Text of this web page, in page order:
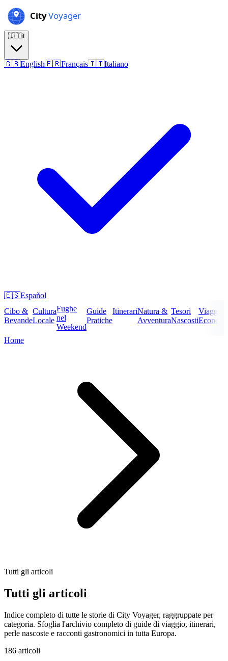
🇮🇹it
🇬🇧English🇫🇷Français🇮🇹Italiano
🇪🇸Español
Cibo &
Bevande
Cultura
Locale
Fughe
nel
Weekend
Guide
Pratiche
ItinerariNatura &
Avventura
Tesori
Nascosti
Viaggi
Home
Tutti gli articoli
Tutti gli articoli
Indice completo di tutte le storie di City Voyager, raggruppate per
categoria. Sfoglia l'archivio completo di guide di viaggio, itinerari,
perle nascoste e racconti gastronomici in tutta Europa.
186 articoli